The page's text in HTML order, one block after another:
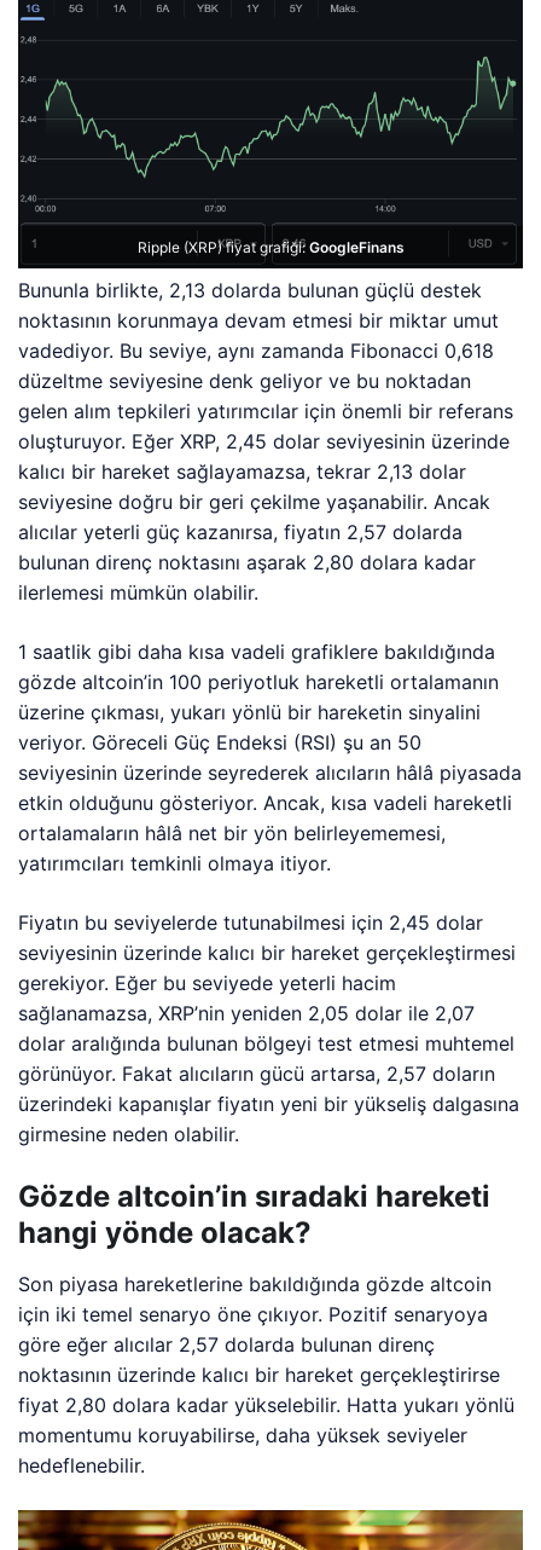
Ripple (XRP) fiyat grafiği: GoogleFinans
Bununla birlikte, 2,13 dolarda bulunan güçlü destek
noktasının korunmaya devam etmesi bir miktar umut
vadediyor. Bu seviye, aynı zamanda Fibonacci 0,618
düzeltme seviyesine denk geliyor ve bu noktadan
gelen alım tepkileri yatırımcılar için önemli bir referans
oluşturuyor. Eğer XRP, 2,45 dolar seviyesinin üzerinde
kalıcı bir hareket sağlayamazsa, tekrar 2,13 dolar
seviyesine doğru bir geri çekilme yaşanabilir. Ancak
alıcılar yeterli güç kazanırsa, fiyatın 2,57 dolarda
bulunan direnç noktasını aşarak 2,80 dolara kadar
ilerlemesi mümkün olabilir.
1 saatlik gibi daha kısa vadeli grafiklere bakıldığında
gözde altcoin’in 100 periyotluk hareketli ortalamanın
üzerine çıkması, yukarı yönlü bir hareketin sinyalini
veriyor. Göreceli Güç Endeksi (RSI) şu an 50
seviyesinin üzerinde seyrederek alıcıların hâlâ piyasada
etkin olduğunu gösteriyor. Ancak, kısa vadeli hareketli
ortalamaların hâlâ net bir yön belirleyememesi,
yatırımcıları temkinli olmaya itiyor.
Fiyatın bu seviyelerde tutunabilmesi için 2,45 dolar
seviyesinin üzerinde kalıcı bir hareket gerçekleştirmesi
gerekiyor. Eğer bu seviyede yeterli hacim
sağlanamazsa, XRP’nin yeniden 2,05 dolar ile 2,07
dolar aralığında bulunan bölgeyi test etmesi muhtemel
görünüyor. Fakat alıcıların gücü artarsa, 2,57 doların
üzerindeki kapanışlar fiyatın yeni bir yükseliş dalgasına
girmesine neden olabilir.
Gözde altcoin’in sıradaki hareketi
hangi yönde olacak?
Son piyasa hareketlerine bakıldığında gözde altcoin
için iki temel senaryo öne çıkıyor. Pozitif senaryoya
göre eğer alıcılar 2,57 dolarda bulunan direnç
noktasının üzerinde kalıcı bir hareket gerçekleştirirse
fiyat 2,80 dolara kadar yükselebilir. Hatta yukarı yönlü
momentumu koruyabilirse, daha yüksek seviyeler
hedeflenebilir.